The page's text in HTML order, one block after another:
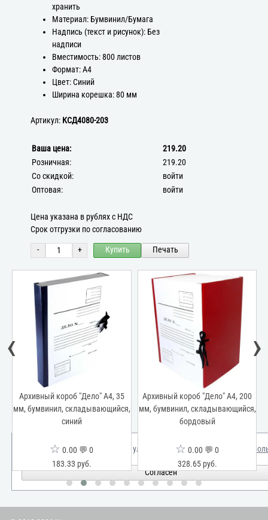
хранить
Материал: Бумвинил/Бумага
Надпись (текст и рисунок): Без
надписи
Вместимость: 800 листов
Формат: А4
Цвет: Синий
Ширина корешка: 80 мм
Артикул: КСД4080-203
Ваша цена:
219.20
Розничная:
219.20
Со скидкой:
войти
Оптовая:
войти
Цена указана в рублях с НДС
Срок отгрузки по согласованию
- + Купить Печать
Архивный короб "Дело" А4, 35
мм, бумвинил, складывающийся,
синий
☆ 0.00 💬 0
183.33 руб.
Архивный короб "Дело" А4, 200
мм, бумвинил, складывающийся,
бордовый
☆ 0.00 💬 0
328.65 руб.
‹ ›
Мы используем куки для улучшения вашего опыта. Узнать
Согласен